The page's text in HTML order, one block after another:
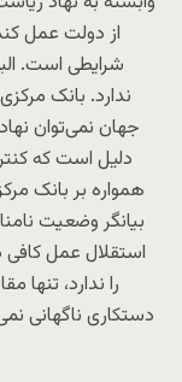
از دولت عمل
شرایطی است.
ندارد. بانک
جهان نمی‌توان
دلیل است که
همواره بر بانک
بیانگر وضعیت
استقلال عمل کافی
را ندارد، تنها
دستکاری ناگهانی